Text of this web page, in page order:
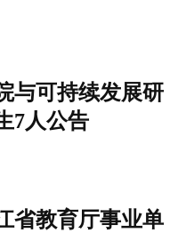
与可持续发展研
7人公告
省教育厅事业单